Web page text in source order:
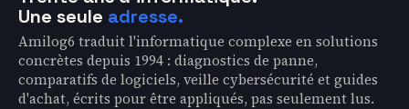
Une seule adresse.
Amilog6 traduit l'informatique complexe en solutions
concrètes depuis 1994 : diagnostics de panne,
comparatifs de logiciels, veille cybersécurité et guides
d'achat, écrits pour être appliqués, pas seulement lus.